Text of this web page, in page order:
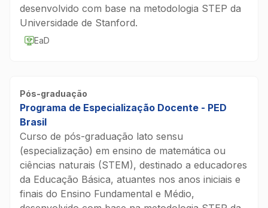
desenvolvido com base na metodologia STEP da
Universidade de Stanford.
EaD
Pós-graduação
Programa de Especialização Docente - PED
Brasil
Curso de pós-graduação lato sensu
(especialização) em ensino de matemática ou
ciências naturais (STEM), destinado a educadores
da Educação Básica, atuantes nos anos iniciais e
finais do Ensino Fundamental e Médio,